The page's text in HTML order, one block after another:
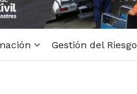
Gestión del Riesgo